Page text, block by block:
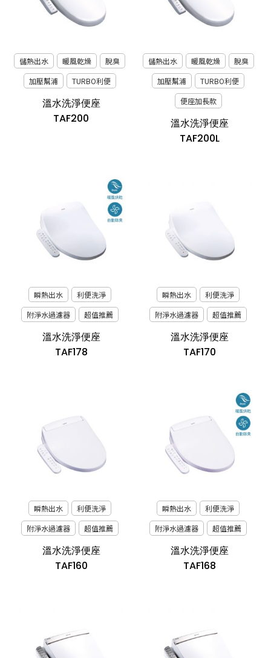
儲熱出水 暖風乾燥
脫臭
加壓幫浦
TURBO利便
溫水洗淨便座
TAF200
儲熱出水 暖風乾燥
脫臭
加壓幫浦
TURBO利便
便座加長款
溫水洗淨便座
TAF200L
瞬熱出水
利便洗淨
附淨水過濾器
超值推薦
溫水洗淨便座
TAF178
瞬熱出水
利便洗淨
附淨水過濾器
超值推薦
溫水洗淨便座
TAF170
瞬熱出水
利便洗淨
附淨水過濾器
超值推薦
溫水洗淨便座
TAF160
瞬熱出水
利便洗淨
附淨水過濾器
超值推薦
溫水洗淨便座
TAF168